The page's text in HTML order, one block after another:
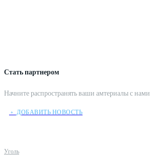
Стать партнером
Начните распространять ваши амтериалы с нами
﹢ ДОБАВИТЬ НОВОСТЬ
Уголь